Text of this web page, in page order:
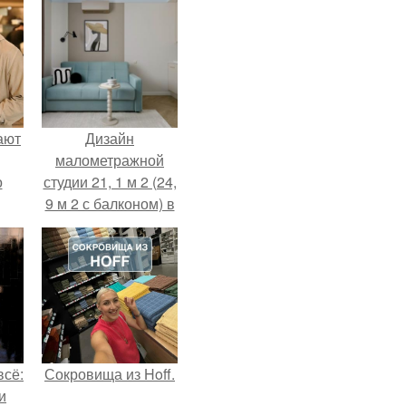
Дизайн
малометражной
студии 21, 1 м 2 (24,
9 м 2 с балконом) в
Краснодаре.
Сокровища из Hoff.